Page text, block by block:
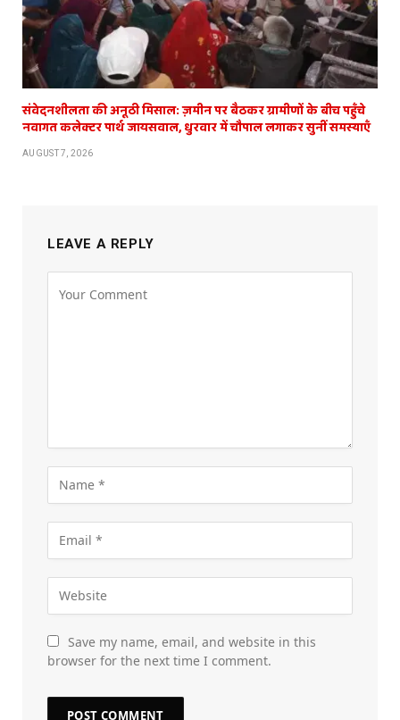
संवेदनशीलता की अनूठी मिसाल: ज़मीन पर बैठकर ग्रामीणों के बीच पहुँचे
नवागत कलेक्टर पार्थ जायसवाल, धुरवार में चौपाल लगाकर सुनीं समस्याएँ
AUGUST 7, 2026
LEAVE A REPLY
Save my name, email, and website in this
browser for the next time I comment.